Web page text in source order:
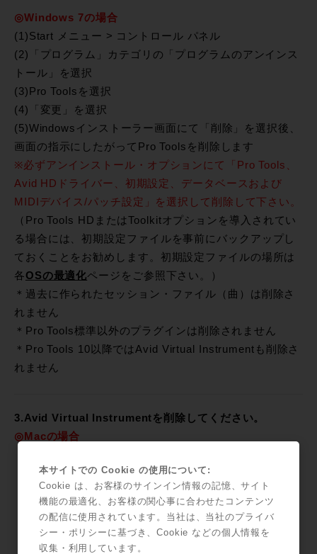
◎Windows 7の場合
(1)Start メニュー > コントロール パネル
(2)「プログラム」カテゴリの「プログラムのアンインス
トール」を選択
(3)Pro Toolsを選択
(4)「変更」を選択
(5)Windowsインストーラー画面にて「削除」を選択後、
画面の指示にしたがってPro Toolsを削除します
※必ずアンインストール・オプションにて「Pro Tools、
Avid HDドライバー、初期設定、データベースおよび
MIDIデバイス/パッチ設定」を選択して削除して下さい。
（Pro Tools HDまたはToolkitオプションを導入されてい
る場合には、初期設定ファイルを事前にバックアップし
ておくことをお勧めします。初期設定ファイルの場所は
各OSの最適化ページをご参照下さい。）
＊過去に作られたセッション・ファイル（曲）は削除さ
れません
＊Pro Tools標準以外のプラグインは削除されません
＊Pro Tools 10以降ではAvid Virtual Instrumentも削除さ
れません
3.Avid Virtual Instrumentを削除してください。
◎Macの場合
本サイトでの Cookie の使用について:
Cookie は、お客様のサインイン情報の記憶、サイト
機能の最適化、お客様の関心事に合わせたコンテンツ
の配信に使用されています。当社は、当社のプライバ
シー・ポリシーに基づき、Cookie などの個人情報を
収集・利用しています。